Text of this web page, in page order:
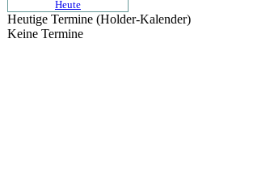
Heute
Heutige Termine (Holder-Kalender)
Keine Termine